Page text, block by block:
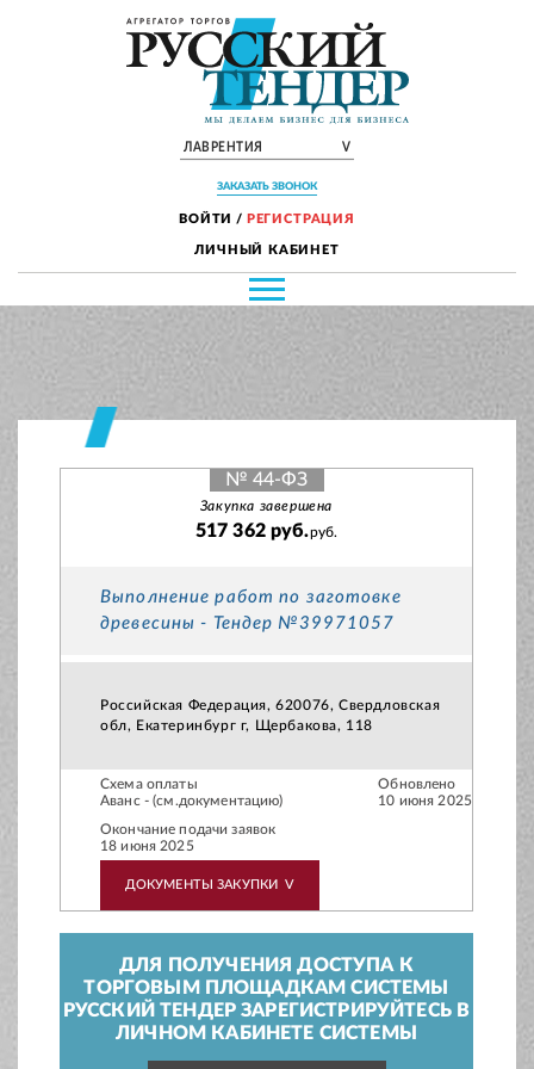
ЛАВРЕНТИЯ V
ЗАКАЗАТЬ ЗВОНОК
ВОЙТИ / РЕГИСТРАЦИЯ
ЛИЧНЫЙ КАБИНЕТ
№ 44-ФЗ
Закупка завершена
517 362 руб.руб.
Выполнение работ по заготовке
древесины - Тендер №39971057
Российская Федерация, 620076, Свердловская
обл, Екатеринбург г, Щербакова, 118
Схема оплаты
Аванс - (см.документацию)
Обновлено
10 июня 2025
Окончание подачи заявок
18 июня 2025
ДОКУМЕНТЫ ЗАКУПКИ V
ДЛЯ ПОЛУЧЕНИЯ ДОСТУПА К
ТОРГОВЫМ ПЛОЩАДКАМ СИСТЕМЫ
РУССКИЙ ТЕНДЕР ЗАРЕГИСТРИРУЙТЕСЬ В
ЛИЧНОМ КАБИНЕТЕ СИСТЕМЫ